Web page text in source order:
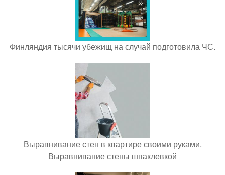
Финляндия тысячи убежищ на случай подготовила ЧС.
Выравнивание стен в квартире своими руками.
Выравнивание стены шпаклевкой